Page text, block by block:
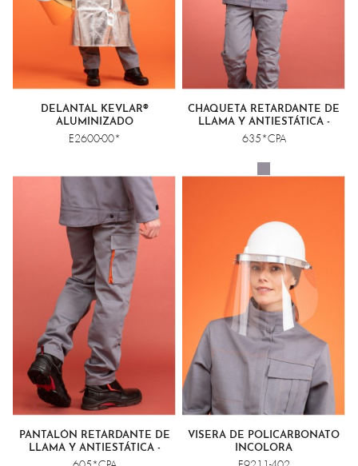
DELANTAL KEVLAR®
ALUMINIZADO
E2600-00*
CHAQUETA RETARDANTE DE
LLAMA Y ANTIESTÁTICA -
SOLDADURA CLASE 2
635*CPA
PANTALÓN RETARDANTE DE
LLAMA Y ANTIESTÁTICA -
SOLDADURA CLASE 2
VISERA DE POLICARBONATO
INCOLORA